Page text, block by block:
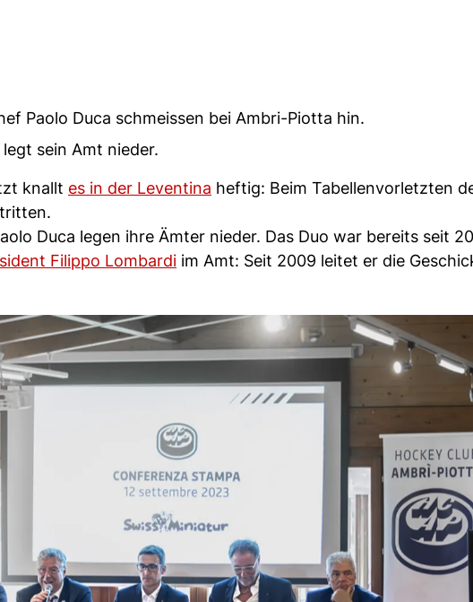
Paolo Duca schmeissen bei Ambri-Piotta hin.
sein Amt nieder.
knallt es in der Leventina heftig: Beim Tabellenvorletzten
Duca legen ihre Ämter nieder. Das Duo war bereits seit
Filippo Lombardi im Amt: Seit 2009 leitet er die